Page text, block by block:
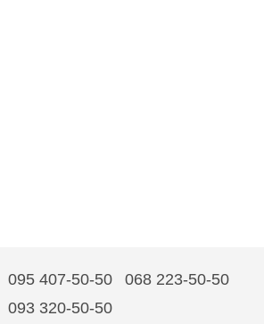
095 407-50-50
068 223-50-50
093 320-50-50